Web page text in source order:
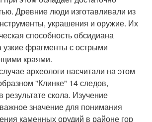
Древние люди изготавливали из
украшения и оружие. Их
способность обсидиана
узкие фрагменты с острыми
краями.
археологи насчитали на этом
"Клинке" 14 следов,
скола. Изучение
значение для понимания
каменных орудий в районе гор